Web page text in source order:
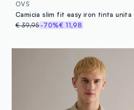
OVS
Camicia slim fit easy iron tinta unita
€ 39,95-70%€ 11,98